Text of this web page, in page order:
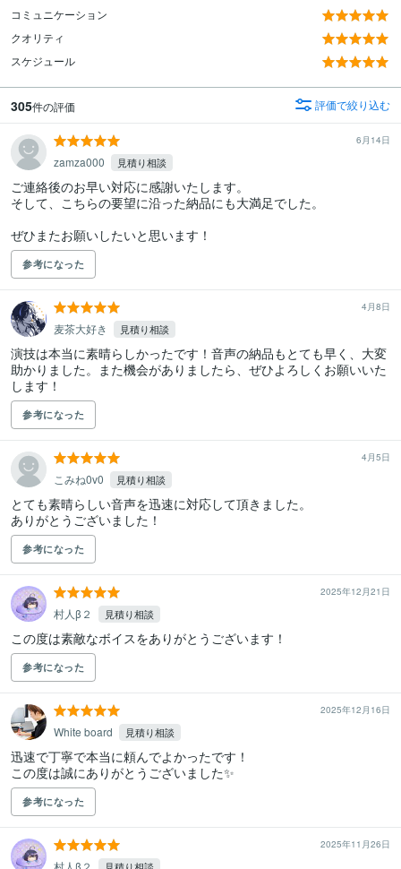
コミュニケーション
クオリティ
スケジュール
305件の評価 評価で絞り込む
6月14日
zamza000 見積り相談
ご連絡後のお早い対応に感謝いたします。
そして、こちらの要望に沿った納品にも大満足でした。
ぜひまたお願いしたいと思います！
参考になった
4月8日
麦茶大好き 見積り相談
演技は本当に素晴らしかったです！音声の納品もとても早く、大変
助かりました。また機会がありましたら、ぜひよろしくお願いいた
します！
参考になった
4月5日
こみね0v0 見積り相談
とても素晴らしい音声を迅速に対応して頂きました。
ありがとうございました！
参考になった
2025年12月21日
村人β２ 見積り相談
この度は素敵なボイスをありがとうございます！
参考になった
2025年12月16日
White board 見積り相談
迅速で丁寧で本当に頼んでよかったです！
この度は誠にありがとうございました✨
参考になった
2025年11月26日
村人β２